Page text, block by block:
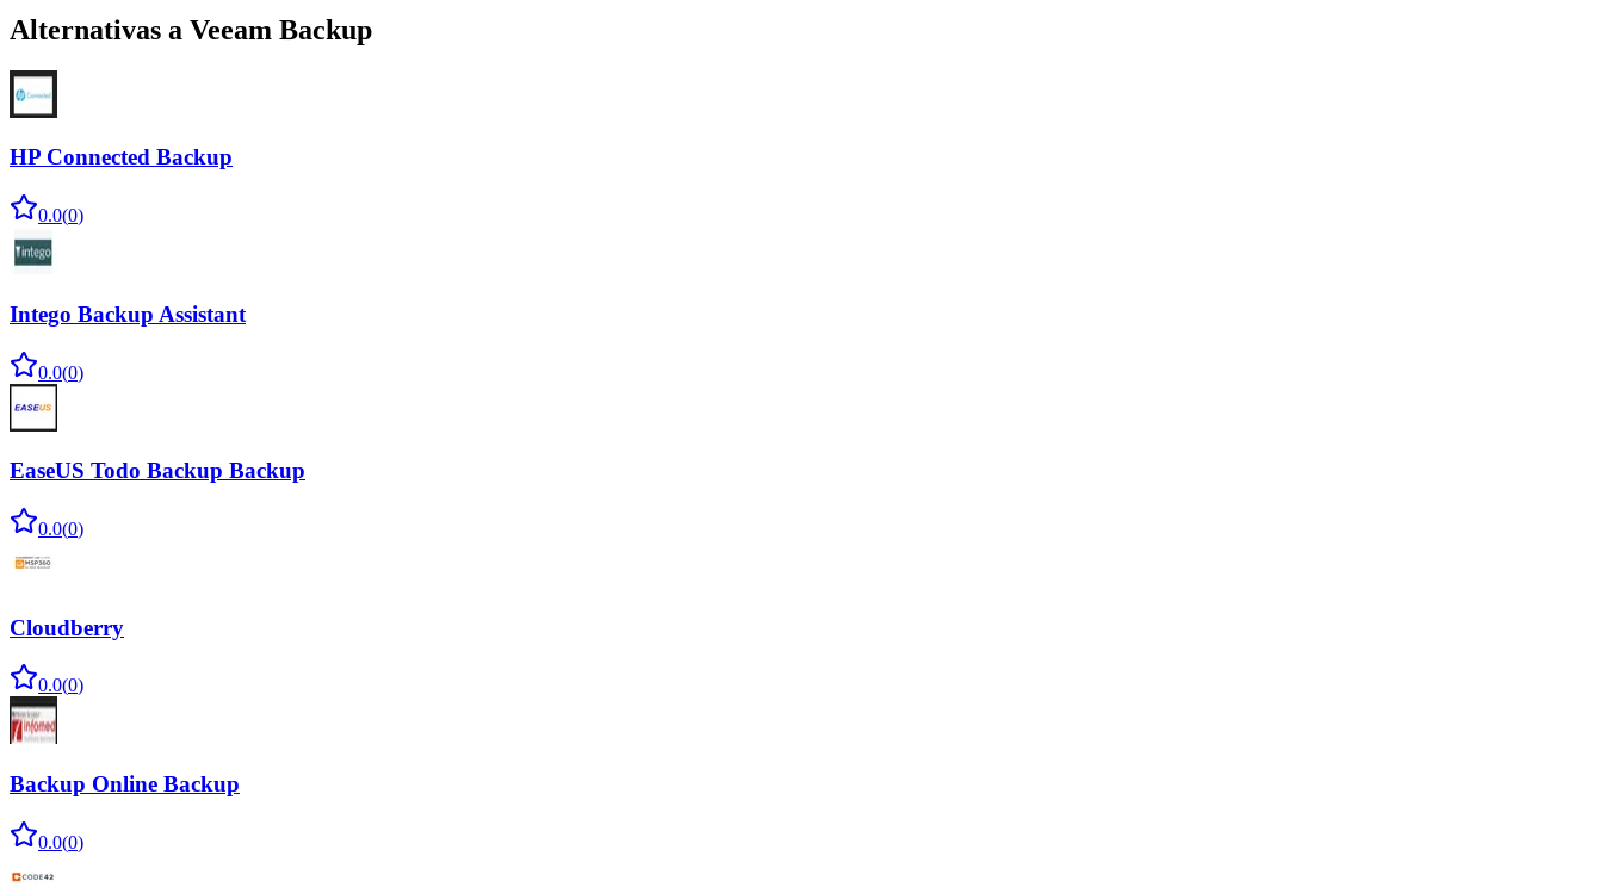
Alternativas a Veeam Backup
HP Connected Backup
0.0(0)
Intego Backup Assistant
0.0(0)
EaseUS Todo Backup Backup
0.0(0)
Cloudberry
0.0(0)
Backup Online Backup
0.0(0)